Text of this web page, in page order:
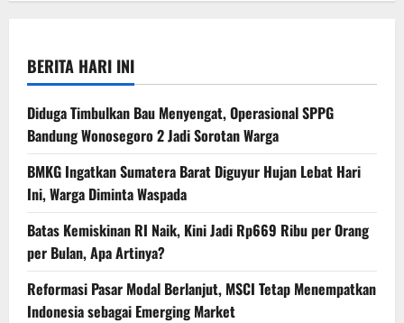
BERITA HARI INI
Diduga Timbulkan Bau Menyengat, Operasional SPPG
Bandung Wonosegoro 2 Jadi Sorotan Warga
BMKG Ingatkan Sumatera Barat Diguyur Hujan Lebat Hari
Ini, Warga Diminta Waspada
Batas Kemiskinan RI Naik, Kini Jadi Rp669 Ribu per Orang
per Bulan, Apa Artinya?
Reformasi Pasar Modal Berlanjut, MSCI Tetap Menempatkan
Indonesia sebagai Emerging Market